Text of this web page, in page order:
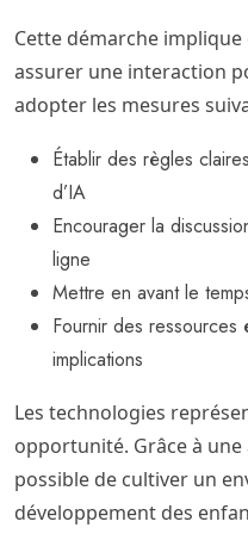
Cette démarche
assurer une interaction
adopter les mesures
Établir des règles
d’IA
Encourager la
ligne
Mettre en avant le
Fournir des ressources
implications
Les technologies
opportunité. Grâce à
possible de cultiver un
développement des